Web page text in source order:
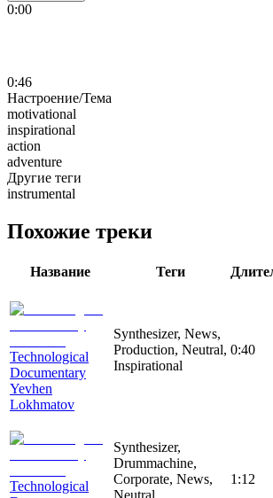
0:00
0:46
Настроение/Тема
motivational
inspirational
action
adventure
Другие теги
instrumental
Похожие треки
Название Теги
Technological
Documentary
Yevhen
Lokhmatov
Synthesizer, News,
Production, Neutral,
Inspirational
0:40
Technological
Synthesizer,
Drummachine,
Corporate, News,
Neutral,
1:12